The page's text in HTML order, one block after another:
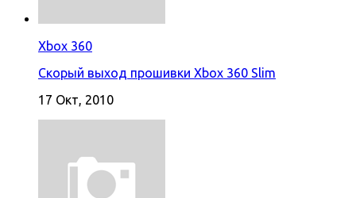
Xbox 360
Скорый выход прошивки Xbox 360 Slim
17 Окт, 2010